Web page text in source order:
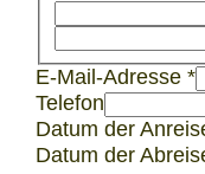
E-Mail-Adresse *
Abreise
E-
Mail-
Telefon
Datum der
Datum der